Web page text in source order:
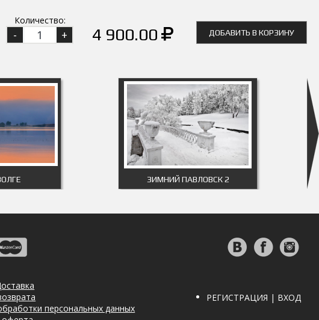
Количество:
4 900.00 ДОБАВИТЬ В КОРЗИНУ
ЗИМНИЙ ПАВЛОВСК 2
персональных данных
РЕГИСТРАЦИЯ | ВХОД